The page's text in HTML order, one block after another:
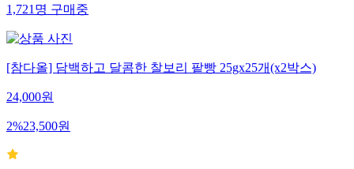
1,721명구매중
[참다올] 담백하고 달콤한 찰보리 팥빵 25gx25개(x2박스)
24,000원
2%23,500원